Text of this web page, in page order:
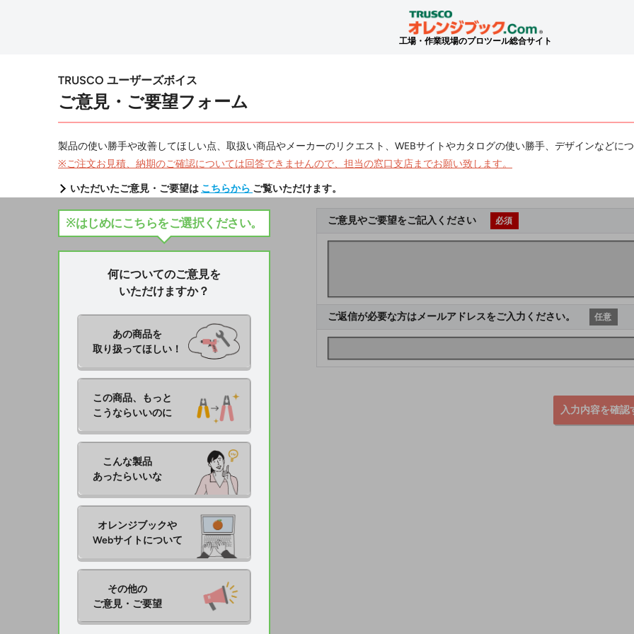
工場・作業現場のプロツール総合サイト
TRUSCO ユーザーズボイス
ご意見・ご要望フォーム
製品の使い勝手や改善してほしい点、取扱い商品やメーカーのリクエスト、WEBサイトやカタログの使い勝手、デザインなどに
※ご注文お見積、納期のご確認については回答できませんので、担当の窓口支店までお願い致します。
いただいたご意見・ご要望は こちらから ご覧いただけます。
※はじめにこちらをご選択ください。
何についてのご意見を
いただけますか？
あの商品を
取り扱ってほしい！
この商品、もっと
こうならいいのに
こんな製品
あったらいいな
オレンジブックや
Webサイトについて
その他の
ご意見・ご要望
ご意見やご要望をご記入ください 必須
ご返信が必要な方はメールアドレスをご入力ください。 任意
入力内容を確認